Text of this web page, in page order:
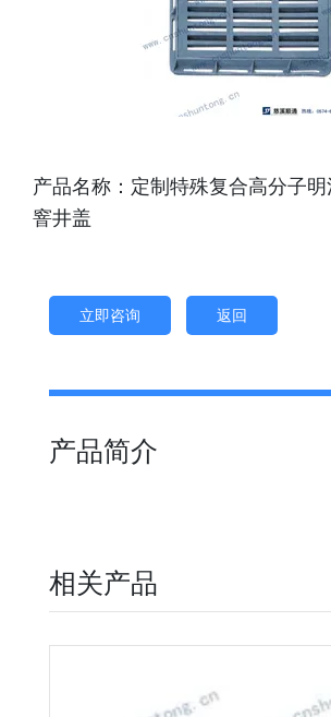
产品名称：定制特殊复合高分子
窨井盖
立即咨询 返回
产品简介
相关产品